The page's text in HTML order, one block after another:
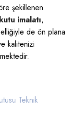
şekillenen
kutu imalatı,
de ön plana
kalitenizi
Teknik